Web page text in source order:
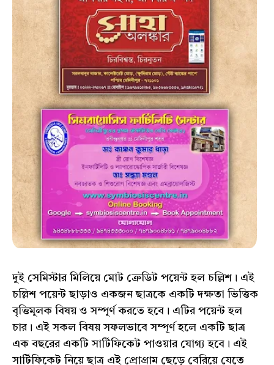
দুই সেমিস্টার মিলিয়ে মোট ক্রেডিট পয়েন্ট হল চল্লিশ। এই
চল্লিশ পয়েন্ট ছাড়াও একজন ছাত্রকে একটি দক্ষতা ভিত্তিক
বৃত্তিমূলক বিষয় ও সম্পূর্ণ করতে হবে। এটির পয়েন্ট হল
চার। এই সকল বিষয় সফলভাবে সম্পূর্ণ হলে একটি ছাত্র
এক বছরের একটি সার্টিফিকেট পাওয়ার যোগ্য হবে। এই
সার্টিফিকেট নিয়ে ছাত্র এই প্রোগ্রাম ছেড়ে বেরিয়ে যেতে